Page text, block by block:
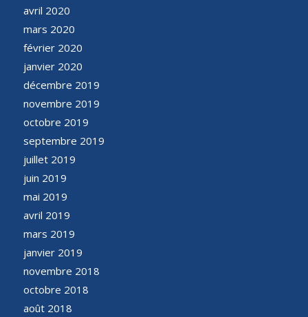
avril 2020
mars 2020
février 2020
janvier 2020
décembre 2019
novembre 2019
octobre 2019
septembre 2019
juillet 2019
juin 2019
mai 2019
avril 2019
mars 2019
janvier 2019
novembre 2018
octobre 2018
août 2018